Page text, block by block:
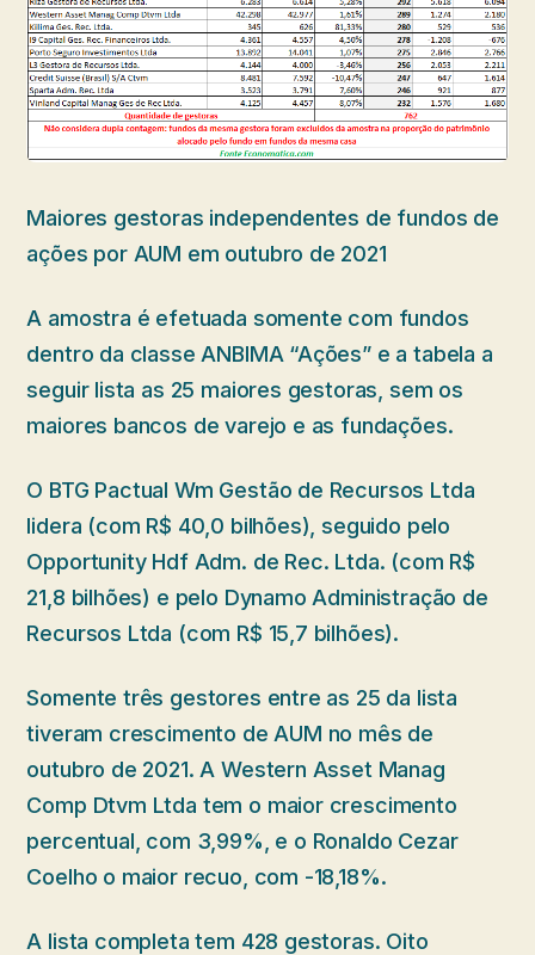
Maiores gestoras independentes de fundos de
ações por AUM em outubro de 2021
A amostra é efetuada somente com fundos
dentro da classe ANBIMA “Ações” e a tabela a
seguir lista as 25 maiores gestoras, sem os
maiores bancos de varejo e as fundações.
O BTG Pactual Wm Gestão de Recursos Ltda
lidera (com R$ 40,0 bilhões), seguido pelo
Opportunity Hdf Adm. de Rec. Ltda. (com R$
21,8 bilhões) e pelo Dynamo Administração de
Recursos Ltda (com R$ 15,7 bilhões).
Somente três gestores entre as 25 da lista
tiveram crescimento de AUM no mês de
outubro de 2021. A Western Asset Manag
Comp Dtvm Ltda tem o maior crescimento
percentual, com 3,99%, e o Ronaldo Cezar
Coelho o maior recuo, com -18,18%.
A lista completa tem 428 gestoras. Oito